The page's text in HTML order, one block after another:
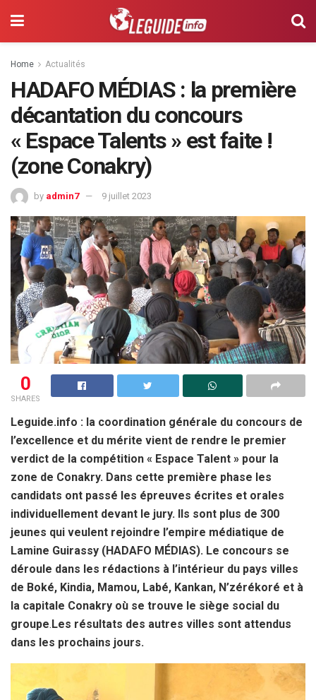
Home Actualités
HADAFO MÉDIAS : la première
décantation du concours
« Espace Talents » est faite !
(zone Conakry)
by admin7 9 juillet 2023
0
SHARES
Leguide.info : la coordination générale du concours de
l’excellence et du mérite vient de rendre le premier
verdict de la compétition « Espace Talent » pour la
zone de Conakry. Dans cette première phase les
candidats ont passé les épreuves écrites et orales
individuellement devant le jury. Ils sont plus de 300
jeunes qui veulent rejoindre l’empire médiatique de
Lamine Guirassy (HADAFO MÉDIAS). Le concours se
déroule dans les rédactions à l’intérieur du pays villes
de Boké, Kindia, Mamou, Labé, Kankan, N’zérékoré et à
la capitale Conakry où se trouve le siège social du
groupe.Les résultats des autres villes sont attendus
dans les prochains jours.